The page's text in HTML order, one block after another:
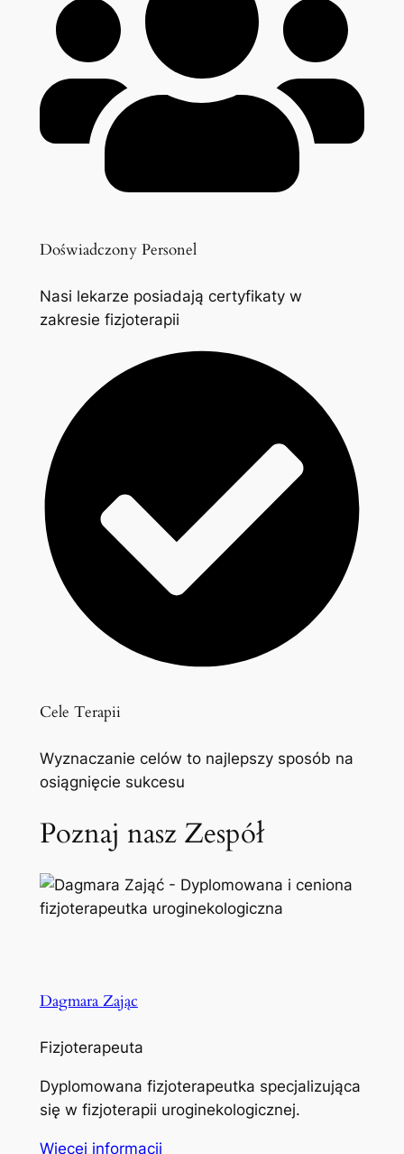
Doświadczony Personel
Nasi lekarze posiadają certyfikaty w
zakresie fizjoterapii
Cele Terapii
Wyznaczanie celów to najlepszy sposób na
osiągnięcie sukcesu
Poznaj nasz Zespół
Dagmara Zając
Fizjoterapeuta
Dyplomowana fizjoterapeutka specjalizująca
się w fizjoterapii uroginekologicznej.
Więcej informacji